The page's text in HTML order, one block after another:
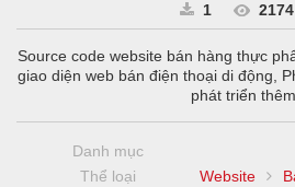
1 2174
Source code website bán hàng thực
giao diện web bán điện thoại di động,
phát triển thêm.
Danh mục
Thể loại
Website